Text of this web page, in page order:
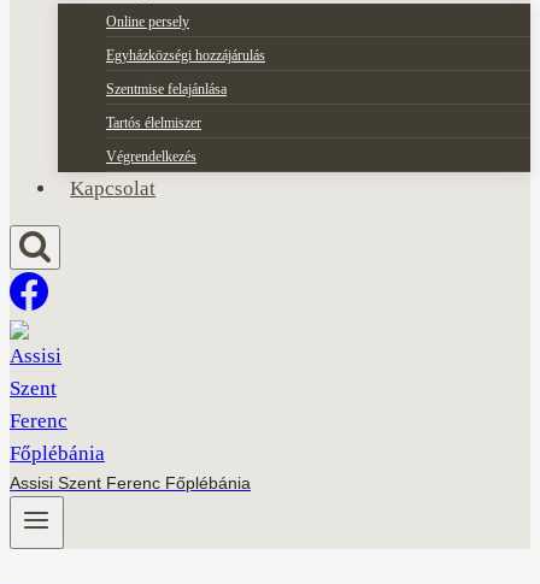
Online persely
Egyházközségi hozzájárulás
Szentmise felajánlása
Tartós élelmiszer
Végrendelkezés
Kapcsolat
Assisi Szent Ferenc Főplébánia